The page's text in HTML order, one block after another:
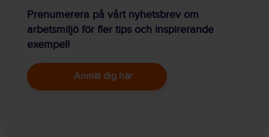
Prenumerera på vårt nyhetsbrev om
arbetsmiljö för fler tips och inspirerande
exempel!
Anmäl dig här